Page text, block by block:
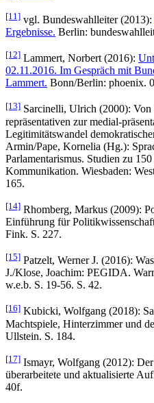
[11] vgl. Bundeswahlleiter (2013):
Ergebnisse. Berlin:
[12] Lammert, Norbert (2016):
02.11.2016. Im Gespräch mit
Lammert. Bonn/Berlin: phoenix.
[13] Sarcinelli, Ulrich (2000): Von
repräsentativen zur medial-
Legitimitätswandel
Armin/Pape, Kornelia (Hg.):
Parlamentarismus. Studien zu
Kommunikation. Wiesbaden:
165.
[14] Rhomberg, Markus (2009):
Einführung für
Fink. S. 227.
[15] Patzelt, Werner J. (2016):
J./Klose, Joachim: PEGIDA.
w.e.b. S. 19-56. S. 42.
[16] Kubicki, Wolfgang (2018):
Machtspiele, Hinterzimmer und
Ullstein. S. 184.
[17] Ismayr, Wolfgang (2012):
überarbeitete und aktualisierte
40f.